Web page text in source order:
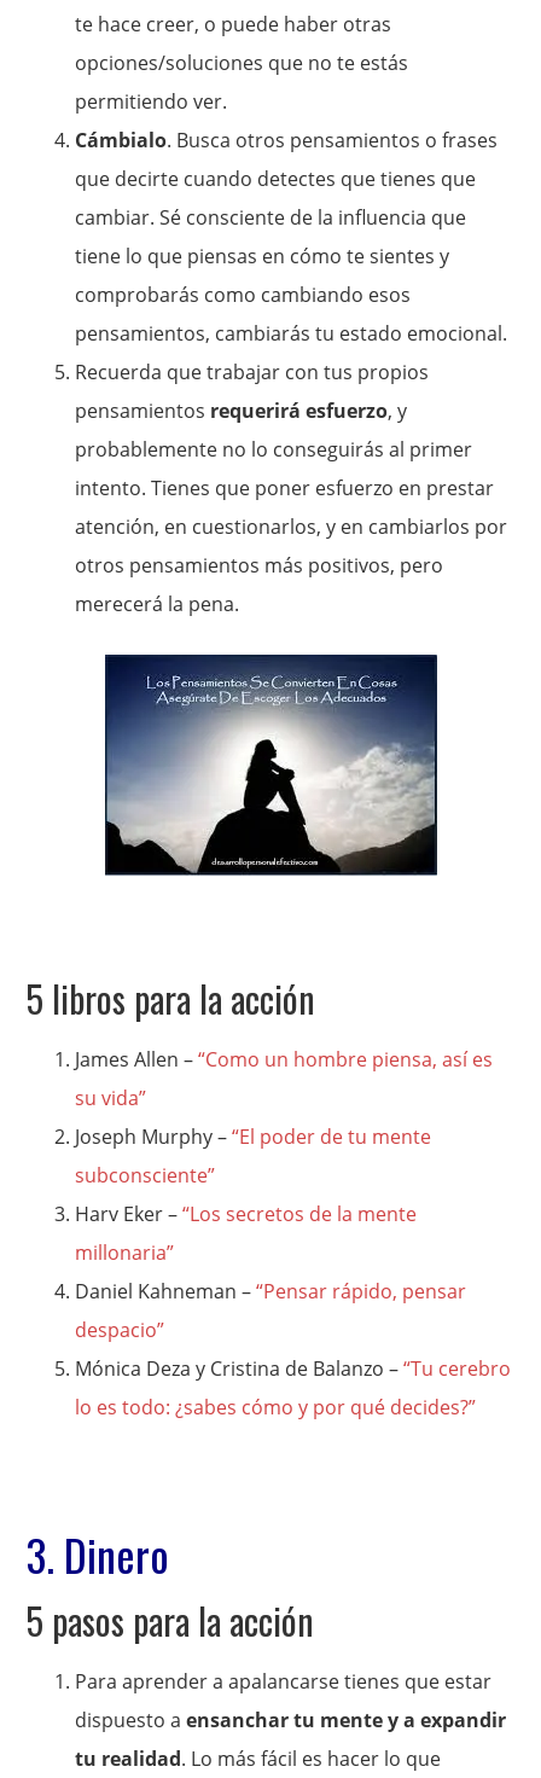
te hace creer, o puede haber otras
opciones/soluciones que no te estás
permitiendo ver.
Cámbialo. Busca otros pensamientos o frases
que decirte cuando detectes que tienes que
cambiar. Sé consciente de la influencia que
tiene lo que piensas en cómo te sientes y
comprobarás como cambiando esos
pensamientos, cambiarás tu estado emocional.
Recuerda que trabajar con tus propios
pensamientos requerirá esfuerzo, y
probablemente no lo conseguirás al primer
intento. Tienes que poner esfuerzo en prestar
atención, en cuestionarlos, y en cambiarlos por
otros pensamientos más positivos, pero
merecerá la pena.
5 libros para la acción
James Allen –“Como un hombre piensa, así es
su vida”
Joseph Murphy –“El poder de tu mente
subconsciente”
Harv Eker –“Los secretos de la mente
millonaria”
Daniel Kahneman –“Pensar rápido, pensar
despacio”
Mónica Deza y Cristina de Balanzo –“Tu cerebro
lo es todo: ¿sabes cómo y por qué decides?”
3. Dinero
5 pasos para la acción
Para aprender a apalancarse tienes que estar
dispuesto aensanchar tu mente y a expandir
tu realidad. Lo más fácil es hacer lo que